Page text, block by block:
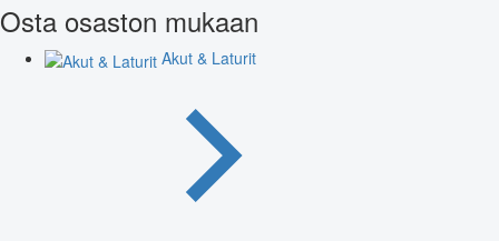
Osta osaston mukaan
Akut & Laturit